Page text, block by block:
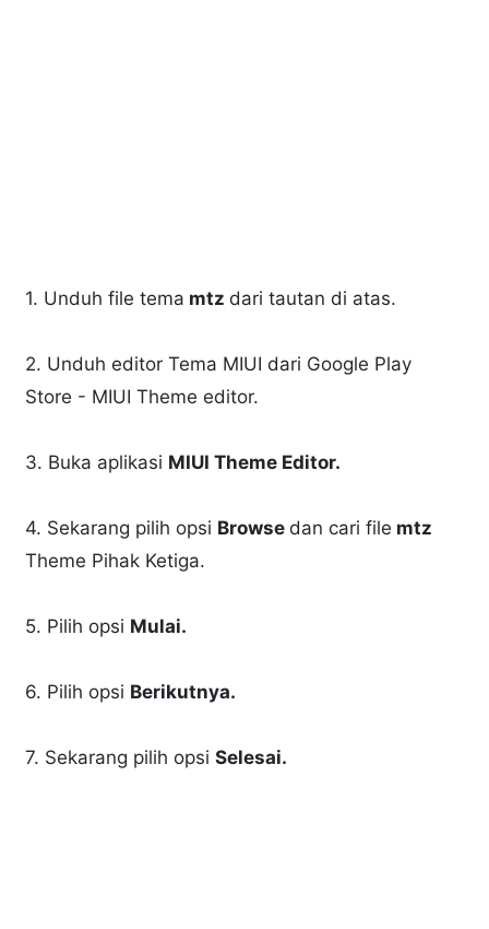
1. Unduh file tema mtz dari tautan di atas.
2. Unduh editor Tema MIUI dari Google Play
Store - MIUI Theme editor.
3. Buka aplikasi MIUI Theme Editor.
4. Sekarang pilih opsi Browse dan cari file mtz
Theme Pihak Ketiga.
5. Pilih opsi Mulai.
6. Pilih opsi Berikutnya.
7. Sekarang pilih opsiSelesai.